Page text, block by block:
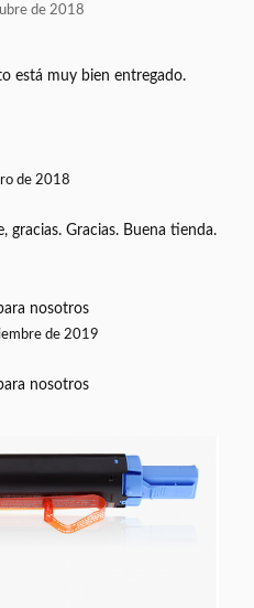
de 2018
está muy bien entregado.
de 2018
gracias. Gracias. Buena tienda.
nosotros
de 2019
nosotros